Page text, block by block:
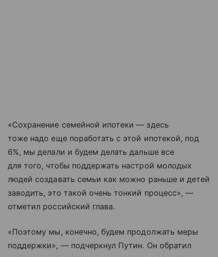
«Сохранение семейной ипотеки — здесь
тоже надо еще поработать с этой ипотекой, под
6%, мы делали и будем делать дальше все
для того, чтобы поддержать настрой молодых
людей создавать семьи как можно раньше и детей
заводить, это такой очень тонкий процесс», —
отметил российский глава.
«Поэтому мы, конечно, будем продолжать меры
поддержки», — подчеркнул Путин. Он обратил